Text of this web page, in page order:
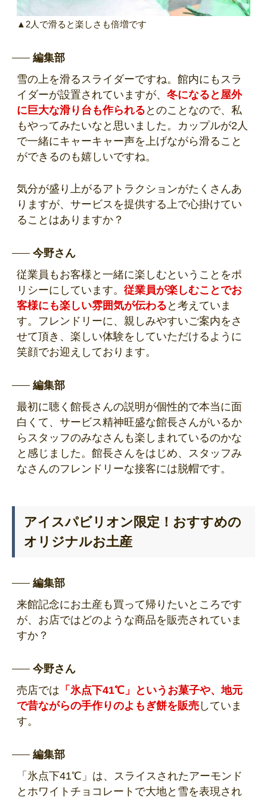
▲2人で滑ると楽しさも倍増です
編集部
雪の上を滑るスライダーですね。館内にもスラ
イダーが設置されていますが、 冬になると屋外
に巨大な滑り台も作られる とのことなので、私
もやってみたいなと思いました。カップルが2人
で一緒にキャーキャー声を上げながら滑ること
ができるのも嬉しいですね。
気分が盛り上がるアトラクションがたくさんあ
りますが、サービスを提供する上で心掛けてい
ることはありますか？
今野さん
従業員もお客様と一緒に楽しむということをポ
リシーにしています。 従業員が楽しむことでお
客様にも楽しい雰囲気が伝わる と考えていま
す。フレンドリーに、親しみやすいご案内をさ
せて頂き、楽しい体験をしていただけるように
笑顔でお迎えしております。
編集部
最初に聴く館長さんの説明が個性的で本当に面
白くて、サービス精神旺盛な館長さんがいるか
らスタッフのみなさんも楽しまれているのかな
と感じました。館長さんをはじめ、スタッフみ
なさんのフレンドリーな接客には脱帽です。
アイスパビリオン限定！おすすめの
オリジナルお土産
編集部
来館記念にお土産も買って帰りたいところです
が、お店ではどのような商品を販売されていま
すか？
今野さん
売店では 「氷点下41℃」というお菓子や、地元
で昔ながらの手作りのよもぎ餅を販売 していま
す。
編集部
「氷点下41℃」は、スライスされたアーモンド
とホワイトチョコレートで大地と雪を表現され